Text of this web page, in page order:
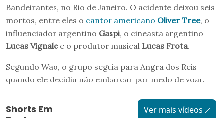
Bandeirantes, no Rio de Janeiro. O acidente deixou seis
mortos, entre eles o cantor americano Oliver Tree, o
influenciador argentino Gaspi, o cineasta argentino
Lucas Vignalee o produtor musical Lucas Frota.
Segundo Wao, o grupo seguia para Angra dos Reis
quando ele decidiu não embarcar por medo de voar.
Shorts Em
Ver mais vídeos